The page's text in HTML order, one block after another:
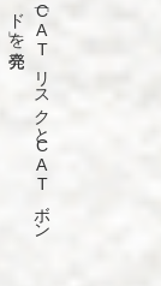
「C
A
T
リ
ス
ク
と
C
A
T
ボ
ン
ド
」を
発売